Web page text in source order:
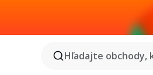
Hľadajte obchody,